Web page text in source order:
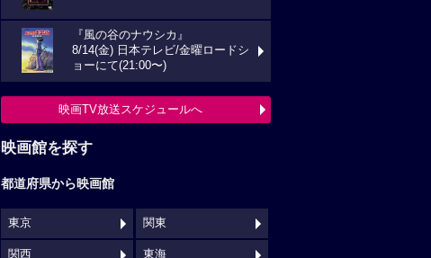
『風の谷のナウシカ』
8/14(金) 日本テレビ/金曜ロードシ
ョーにて(21:00〜)
映画TV放送スケジュールへ
映画館を探す
都道府県から映画館
東京 関東
関西 東海